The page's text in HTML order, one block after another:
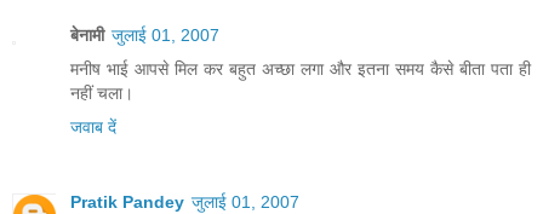
बेनामी जुलाई 01, 2007
मनीष भाई आपसे मिल कर बहुत अच्छा लगा और इतना समय कैसे बीता पता ही
नहीं चला।
जवाब दें
Pratik Pandey जुलाई 01, 2007